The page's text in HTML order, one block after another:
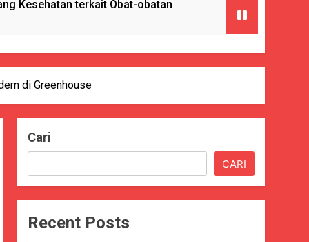
Kesehatan terkait Obat-obatan
ke Enam Kalinya.
Kab. Sukabumi.
Serta Pelatihan PBB
di Greenhouse
Cari
CARI
Recent Posts